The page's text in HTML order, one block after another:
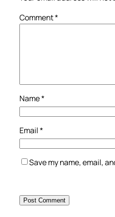
Comment*
Name*
Email*
Save my name, email,